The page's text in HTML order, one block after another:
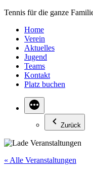
Tennis für die ganze
Home
Verein
Aktuelles
Jugend
Teams
Kontakt
Platz buchen
Zurück
« Alle Veranstaltungen